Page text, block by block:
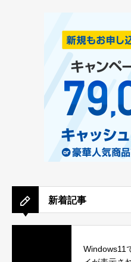
新着記事
Windows11